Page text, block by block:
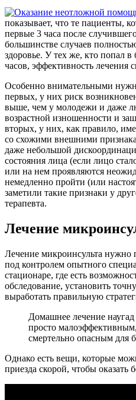
показывает, что те пациенты,
первые 3 часа после
большинстве случаев
здоровье. У тех же, кто попал в
часов, эффективность лечения
Особенно внимательными
первых, у них риск
выше, чем у молодежи и даже
возрастной изношенности и
вторых, у них, как правило,
со схожими внешними
даже небольшой
состояния лица (если лицо
или на нем проявляются
немедленно пройти (или
заметили такие признаки у
терапевта.
Лечение
Лечение микроинсульта нужно
под контролем опытного
стационаре, где есть
обследование, установить
выработать правильную
Домашнее лечение наугад
просто
смертельно опасным для
Однако есть вещи, которые
приезда скорой, чтобы